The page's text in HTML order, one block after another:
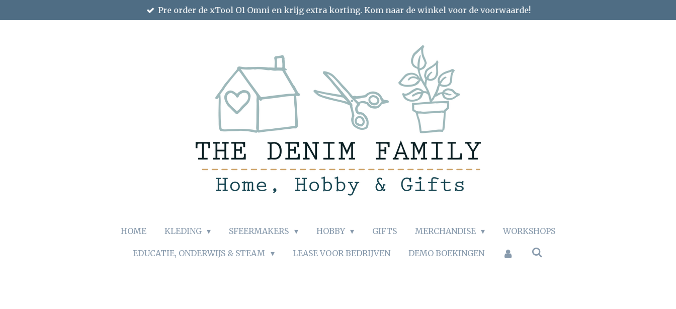
direct
Pre order de xTool O1 Omni en krijg extra korting. Kom naar de winkel voor de voorwaarde!
HOME KLEDING SFEERMAKERS HOBBY GIFTS MERCHANDISE WORKSHOPS
EDUCATIE, ONDERWIJS & STEAM LEASE VOOR BEDRIJVEN DEMO BOEKINGEN